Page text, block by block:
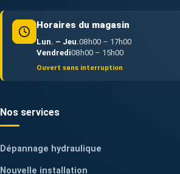
Horaires du magasin
Lun. – Jeu.08h00 – 17h00
Vendredi08h00 – 15h00
Ouvert sans interruption
Nos services
Dépannage hydraulique
Nouvelle installation